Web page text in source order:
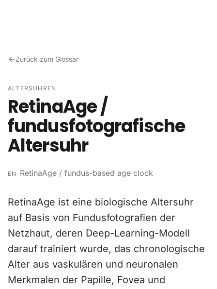
Zurück zum Glossar
ALTERSUHREN
RetinaAge /
fundusfotografische
Altersuhr
EN RetinaAge / fundus-based age clock
RetinaAge ist eine biologische Altersuhr
auf Basis von Fundusfotografien der
Netzhaut, deren Deep-Learning-Modell
darauf trainiert wurde, das chronologische
Alter aus vaskulären und neuronalen
Merkmalen der Papille, Fovea und